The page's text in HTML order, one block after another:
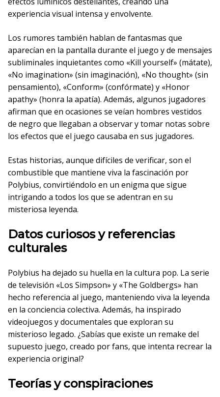
experiencia visual intensa y envolvente.
Los rumores también hablan de fantasmas que
aparecían en la pantalla durante el juego y de mensajes
subliminales inquietantes como «Kill yourself» (mátate),
«No imagination» (sin imaginación), «No thought» (sin
pensamiento), «Conform» (confórmate) y «Honor
apathy» (honra la apatía). Además, algunos jugadores
afirman que en ocasiones se veían hombres vestidos
de negro que llegaban a observar y tomar notas sobre
los efectos que el juego causaba en sus jugadores.
Estas historias, aunque difíciles de verificar, son el
combustible que mantiene viva la fascinación por
Polybius, convirtiéndolo en un enigma que sigue
intrigando a todos los que se adentran en su
misteriosa leyenda.
Datos curiosos y referencias
culturales
Polybius ha dejado su huella en la cultura pop. La serie
de televisión «Los Simpson» y «The Goldbergs» han
hecho referencia al juego, manteniendo viva la leyenda
en la conciencia colectiva. Además, ha inspirado
videojuegos y documentales que exploran su
misterioso legado. ¿Sabías que existe un remake del
supuesto juego, creado por fans, que intenta recrear la
experiencia original?
Teorías y conspiraciones